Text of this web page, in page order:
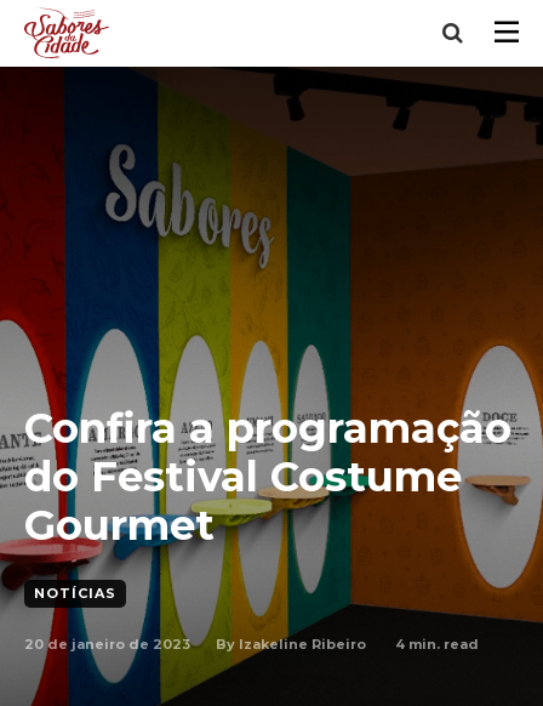
Confira a programação
do Festival Costume
Gourmet
NOTÍCIAS
20 de janeiro de 2023 By Izakeline Ribeiro 4 min. read